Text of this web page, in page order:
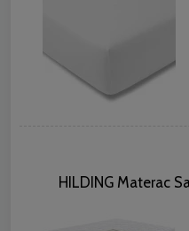
HILDING Materac